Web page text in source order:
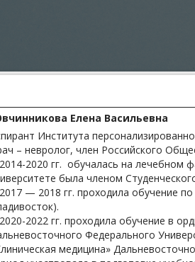
Елена Васильевна
Института
– невролог, член Российского
2020 гг. обучалась на лечебном
была членом
— 2018 гг. проходила обучение
2022 гг. проходила обучение в
Федерального
медицина»